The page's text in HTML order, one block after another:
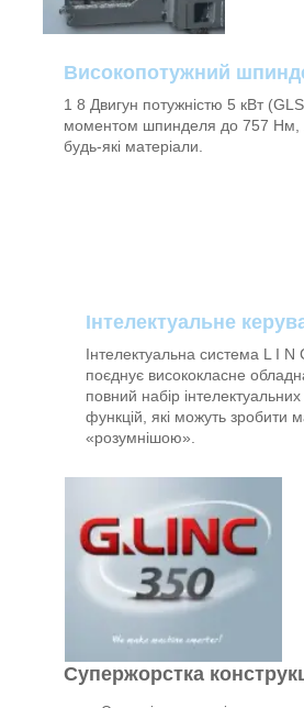
Високопотужний
1 8 Двигун потужністю 5 кВт
моментом шпинделя до 757 Нм,
будь-які матеріали.
Інтелектуальне
Інтелектуальна система L I N
поєднує висококласне
повний набір
функцій, які можуть зробити
«розумнішою».
Супержорстка